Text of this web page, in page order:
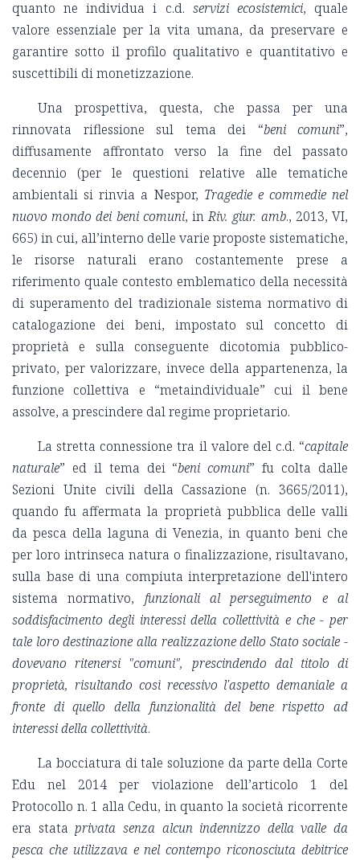
quanto ne individua i c.d. servizi ecosistemici, quale
valore essenziale per la vita umana, da preservare e
garantire sotto il profilo qualitativo e quantitativo e
suscettibili di monetizzazione.
Una prospettiva, questa, che passa per una
rinnovata riflessione sul tema dei “beni comuni”,
diffusamente affrontato verso la fine del passato
decennio (per le questioni relative alle tematiche
ambientali si rinvia a Nespor, Tragedie e commedie nel
nuovo mondo dei beni comuni, inRiv. giur. amb., 2013, VI,
665) in cui, all’interno delle varie proposte sistematiche,
le risorse naturali erano costantemente prese a
riferimento quale contesto emblematico della necessità
di superamento del tradizionale sistema normativo di
catalogazione dei beni, impostato sul concetto di
proprietà e sulla conseguente dicotomia pubblico-
privato, per valorizzare, invece della appartenenza, la
funzione collettiva e “metaindividuale” cui il bene
assolve, a prescindere dal regime proprietario.
La stretta connessione tra il valore del c.d. “capitale
naturale” ed il tema dei “beni comuni” fu colta dalle
Sezioni Unite civili della Cassazione (n. 3665/2011),
quando fu affermata la proprietà pubblica delle valli
da pesca della laguna di Venezia, in quanto beni che
per loro intrinseca natura o finalizzazione, risultavano,
sulla base di una compiuta interpretazione dell'intero
sistema normativo, funzionali al perseguimento e al
soddisfacimento degli interessi della collettività e che - per
tale loro destinazione alla realizzazione dello Stato sociale -
dovevano ritenersi "comuni", prescindendo dal titolo di
proprietà, risultando così recessivo l'aspetto demaniale a
fronte di quello della funzionalità del bene rispetto ad
interessi della collettività.
La bocciatura di tale soluzione da parte della Corte
Edu nel 2014 per violazione dell’articolo 1 del
Protocollo n. 1 alla Cedu, in quanto la società ricorrente
era stataprivata senza alcun indennizzo della valle da
pesca che utilizzava e nel contempo riconosciuta debitrice